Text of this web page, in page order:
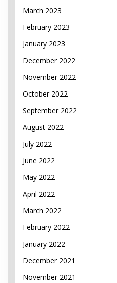
March 2023
February 2023
January 2023
December 2022
November 2022
October 2022
September 2022
August 2022
July 2022
June 2022
May 2022
April 2022
March 2022
February 2022
January 2022
December 2021
November 2021